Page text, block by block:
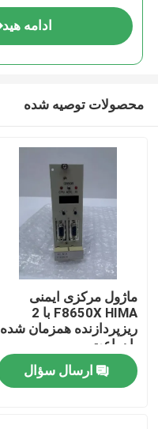
ادامه هید
محصولات توصیه شده
ماژول مرکزی ایمنی
F8650X HIMA با 2
ریزپردازنده همزمان شده
با ساعت
ارسال سؤال